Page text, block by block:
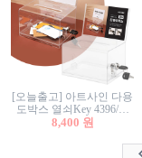
[오늘출고] 아트사인 다용
도박스 열쇠Key 4396/투
표함/건의함/모금함/응모
8,400 원